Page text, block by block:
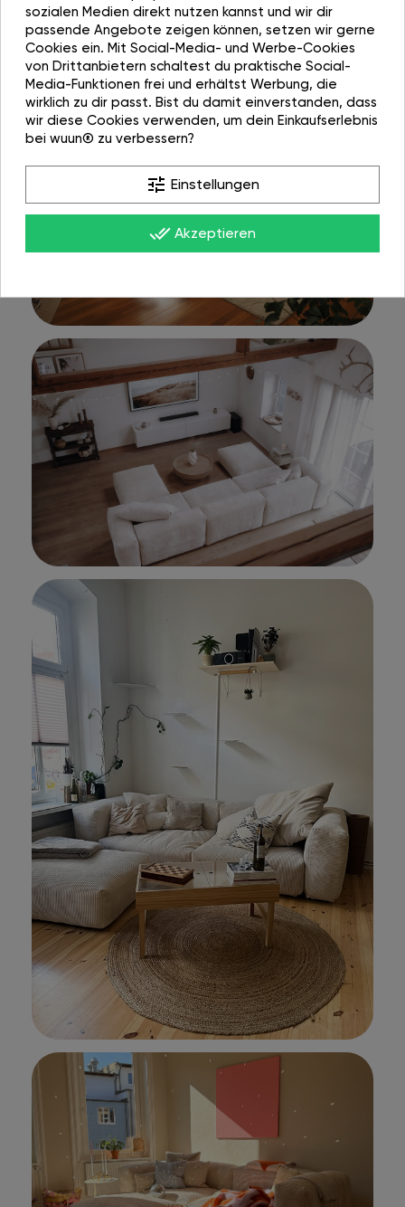
sozialen Medien direkt nutzen kannst und wir dir
passende Angebote zeigen können, setzen wir gerne
Cookies ein. Mit Social-Media- und Werbe-Cookies
von Drittanbietern schaltest du praktische Social-
Media-Funktionen frei und erhältst Werbung, die
wirklich zu dir passt. Bist du damit einverstanden, dass
wir diese Cookies verwenden, um dein Einkaufserlebnis
bei wuun® zu verbessern?
tune Einstellungen
done_all Akzeptieren